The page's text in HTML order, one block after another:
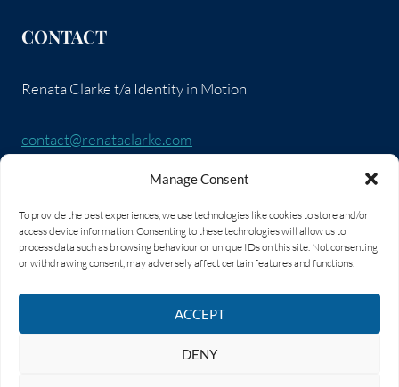
Manage Consent
To provide the best experiences, we use technologies like cookies to store and/or
access device information. Consenting to these technologies will allow us to
process data such as browsing behaviour or unique IDs on this site. Not consenting
or withdrawing consent, may adversely affect certain features and functions.
ACCEPT
DENY
CONTACT
Renata Clarke t/a Identity in Motion
contact@renataclarke.com
© 2026 Renata Clarke Identity in Motion